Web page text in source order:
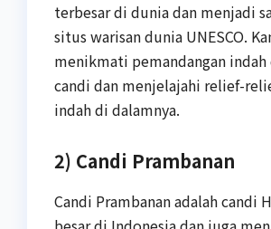
terbesar di dunia dan menjadi
situs warisan dunia UNESCO.
menikmati pemandangan indah
candi dan menjelajahi relief-
indah di dalamnya.
2) Candi Prambanan
Candi Prambanan adalah candi